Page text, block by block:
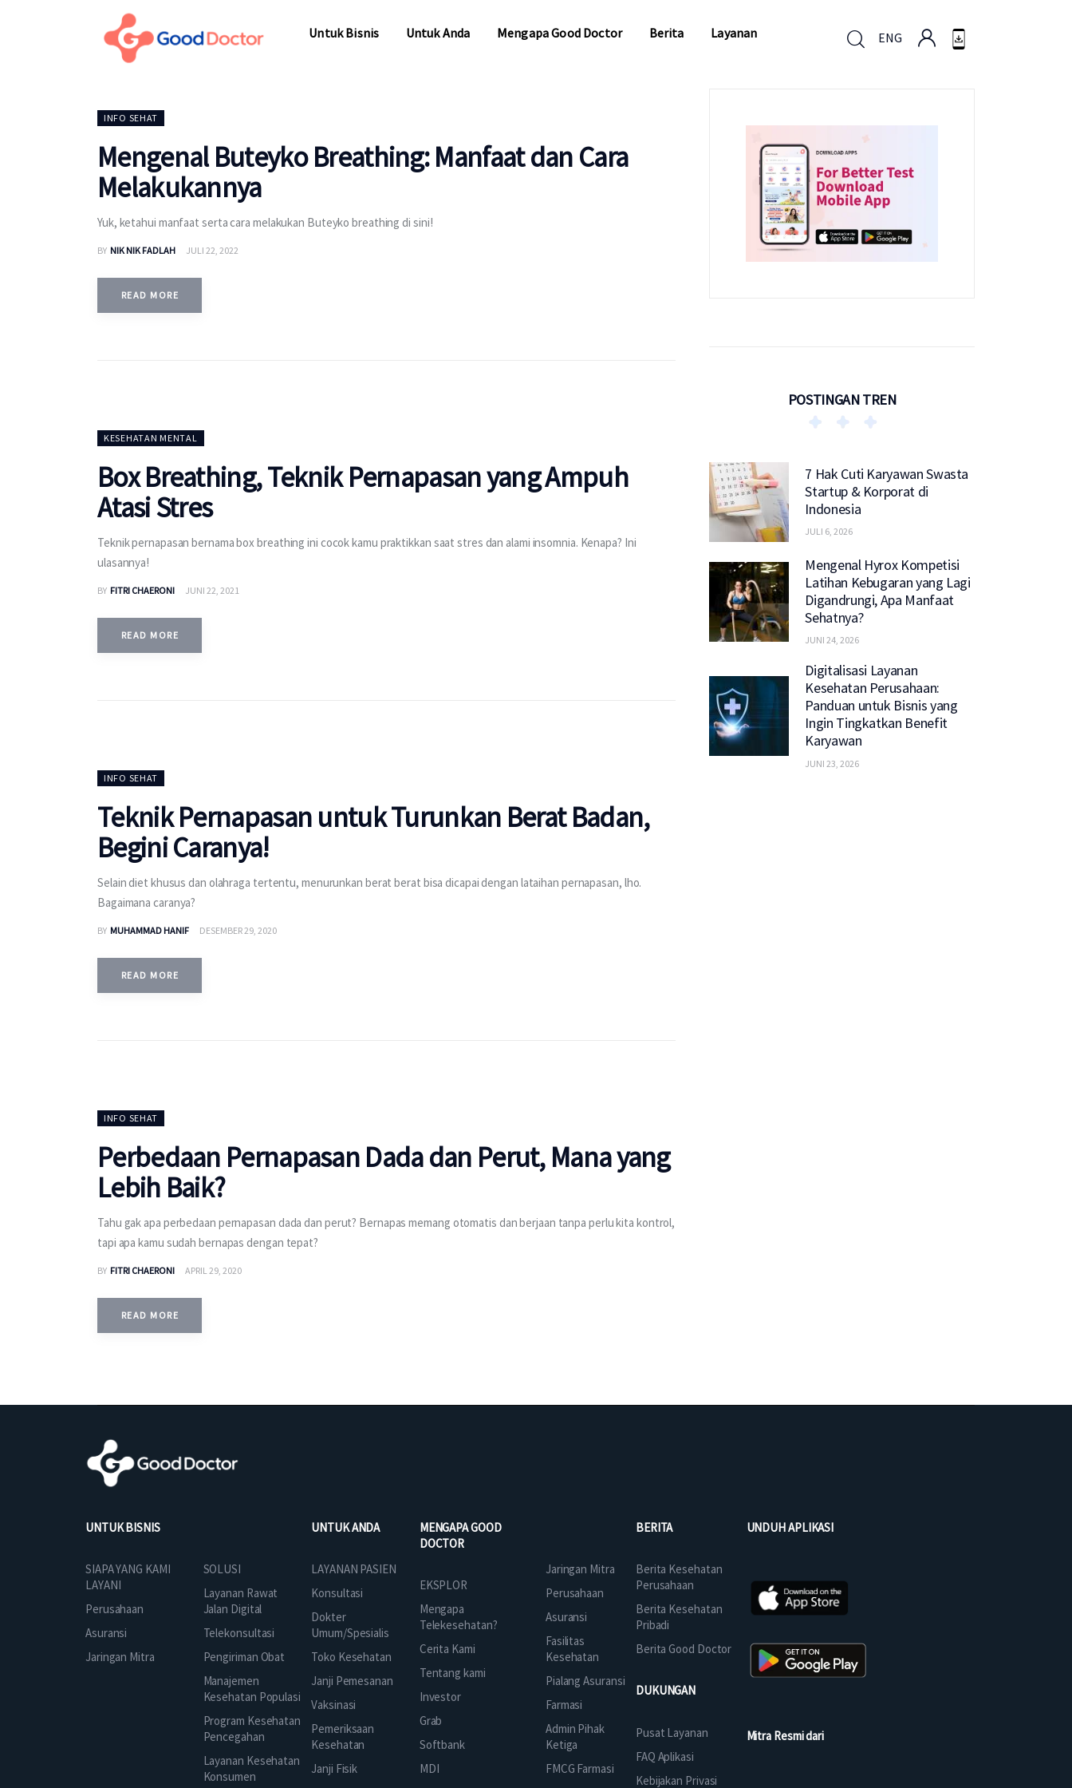
Untuk Bisnis Untuk Anda Mengapa Good Doctor Berita Layanan ENG
INFO SEHAT
Mengenal Buteyko Breathing: Manfaat dan Cara
Melakukannya
Yuk, ketahui manfaat serta cara melakukan Buteyko breathing di sini!
BY NIK NIK FADLAH JULI 22, 2022
READ MORE
KESEHATAN MENTAL
Box Breathing, Teknik Pernapasan yang Ampuh
Atasi Stres
Teknik pernapasan bernama box breathing ini cocok kamu praktikkan saat stres dan alami insomnia. Kenapa? Ini
ulasannya!
BY FITRI CHAERONI JUNI 22, 2021
READ MORE
INFO SEHAT
Teknik Pernapasan untuk Turunkan Berat Badan,
Begini Caranya!
Selain diet khusus dan olahraga tertentu, menurunkan berat berat bisa dicapai dengan lataihan pernapasan, lho.
Bagaimana caranya?
BY MUHAMMAD HANIF DESEMBER 29, 2020
READ MORE
INFO SEHAT
Perbedaan Pernapasan Dada dan Perut, Mana yang
Lebih Baik?
Tahu gak apa perbedaan pernapasan dada dan perut? Bernapas memang otomatis dan berjaan tanpa perlu kita kontrol,
tapi apa kamu sudah bernapas dengan tepat?
BY FITRI CHAERONI APRIL 29, 2020
READ MORE
POSTINGAN TREN
7 Hak Cuti Karyawan Swasta
Startup & Korporat di
Indonesia
JULI 6, 2026
Mengenal Hyrox Kompetisi
Latihan Kebugaran yang Lagi
Digandrungi, Apa Manfaat
Sehatnya?
JUNI 24, 2026
Digitalisasi Layanan
Kesehatan Perusahaan:
Panduan untuk Bisnis yang
Ingin Tingkatkan Benefit
Karyawan
JUNI 23, 2026
UNTUK BISNIS
SIAPA YANG KAMI
LAYANI
Perusahaan
Asuransi
Jaringan Mitra
SOLUSI
Layanan Rawat
Jalan Digital
Telekonsultasi
Pengiriman Obat
Manajemen
Kesehatan Populasi
Program Kesehatan
Pencegahan
Layanan Kesehatan
Konsumen
UNTUK ANDA
LAYANAN PASIEN
Konsultasi
Dokter
Umum/Spesialis
Toko Kesehatan
Janji Pemesanan
Vaksinasi
Pemeriksaan
Kesehatan
Janji Fisik
MENGAPA GOOD
DOCTOR
EKSPLOR
Mengapa
Telekesehatan?
Cerita Kami
Tentang kami
Investor
Grab
Softbank
MDI
Jaringan Mitra
Perusahaan
Asuransi
Fasilitas
Kesehatan
Pialang Asuransi
Farmasi
Admin Pihak
Ketiga
FMCG Farmasi
BERITA
Berita Kesehatan
Perusahaan
Berita Kesehatan
Pribadi
Berita Good Doctor
DUKUNGAN
Pusat Layanan
FAQ Aplikasi
Kebijakan Privasi
UNDUH APLIKASI
Mitra Resmi dari